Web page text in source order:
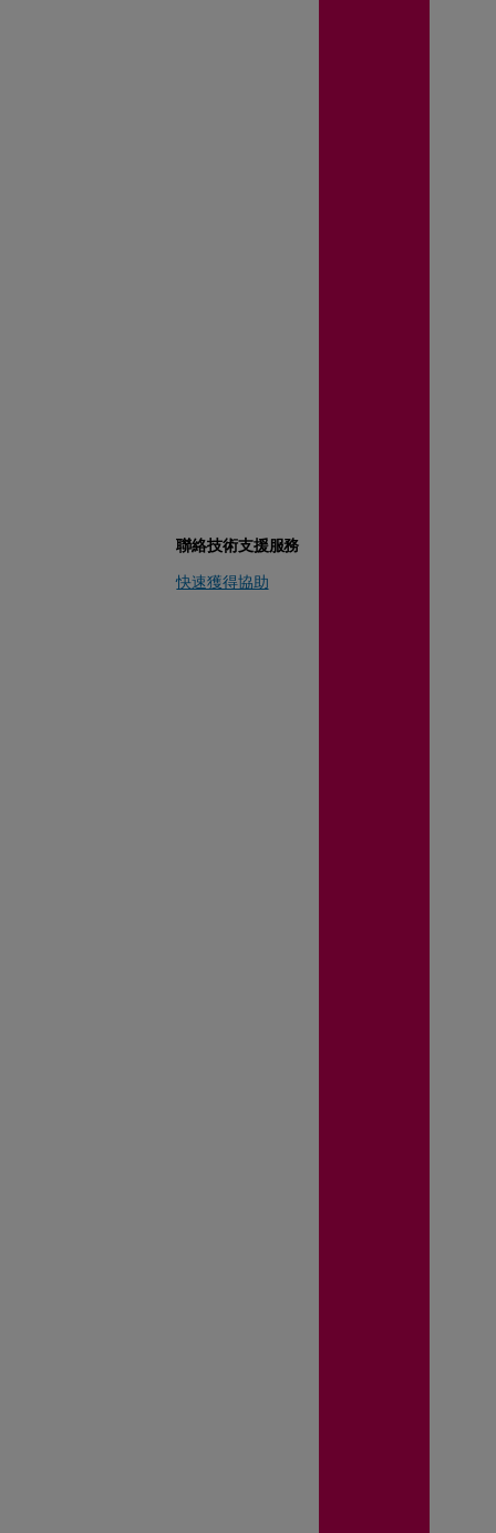
聯絡技術支援服務
快速獲得協助